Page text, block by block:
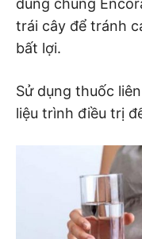
dùng chung
trái cây để tránh
bất lợi.
Sử dụng thuốc
liệu trình điều trị